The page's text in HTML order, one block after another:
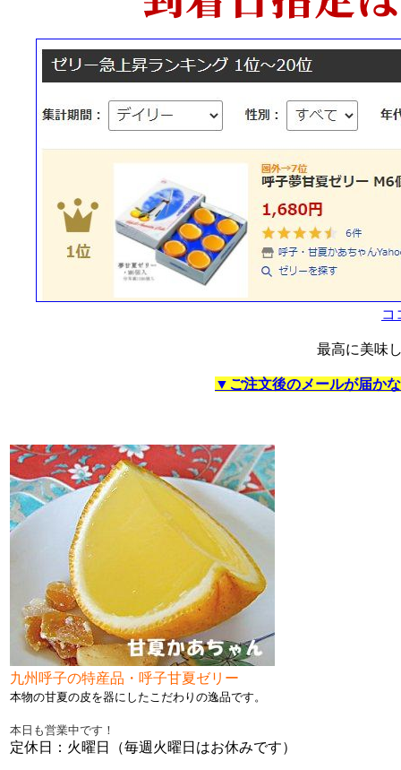
コ
最高に美味
▼ご注文後のメールが届か
九州呼子の特産品・呼子甘夏ゼリー
本物の甘夏の皮を器に したこだわりの逸品です。
本日も営業中です！
定休日：火曜日（毎週火曜日はお休みです）